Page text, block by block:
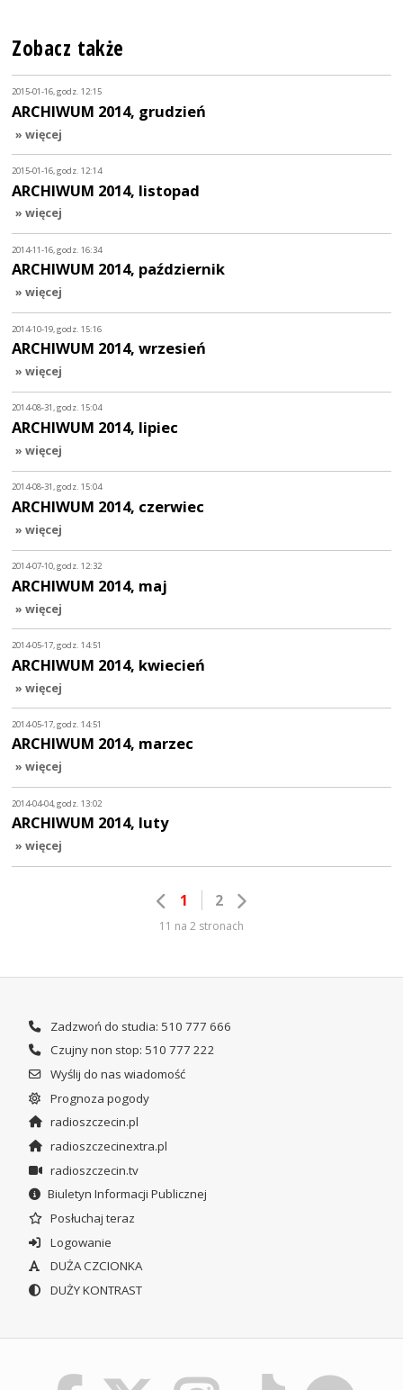
Zobacz także
2015-01-16, godz. 12:15
ARCHIWUM 2014, grudzień
» więcej
2015-01-16, godz. 12:14
ARCHIWUM 2014, listopad
» więcej
2014-11-16, godz. 16:34
ARCHIWUM 2014, październik
» więcej
2014-10-19, godz. 15:16
ARCHIWUM 2014, wrzesień
» więcej
2014-08-31, godz. 15:04
ARCHIWUM 2014, lipiec
» więcej
2014-08-31, godz. 15:04
ARCHIWUM 2014, czerwiec
» więcej
2014-07-10, godz. 12:32
ARCHIWUM 2014, maj
» więcej
2014-05-17, godz. 14:51
ARCHIWUM 2014, kwiecień
» więcej
2014-05-17, godz. 14:51
ARCHIWUM 2014, marzec
» więcej
2014-04-04, godz. 13:02
ARCHIWUM 2014, luty
» więcej
1 2
11 na 2 stronach
Zadzwoń do studia: 510 777 666
Czujny non stop: 510 777 222
Wyślij do nas wiadomość
Prognoza pogody
radioszczecin.pl
radioszczecinextra.pl
radioszczecin.tv
Biuletyn Informacji Publicznej
Posłuchaj teraz
Logowanie
DUŻA CZCIONKA
DUŻY KONTRAST